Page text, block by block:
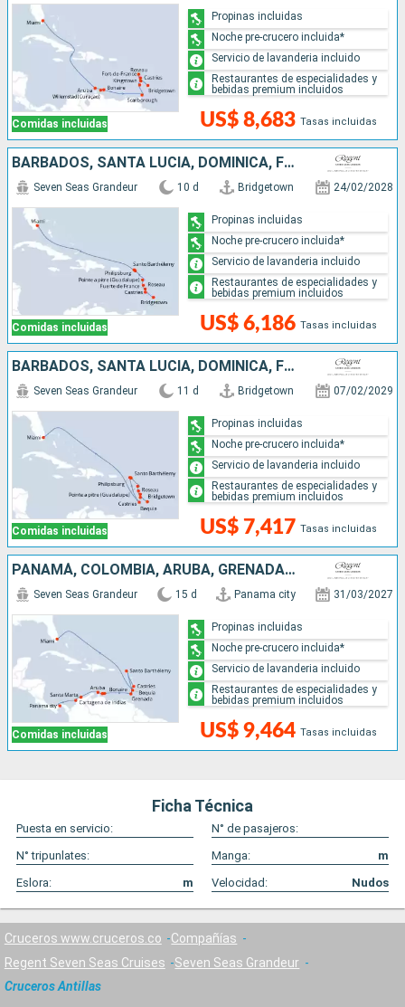
Comidas incluidas US$ 8,683 Tasas incluidas
Propinas incluidas
Noche pre-crucero incluida*
Servicio de lavanderia incluido
Restaurantes de especialidades y
bebidas premium incluidos
BARBADOS, SANTA LUCIA, DOMINICA, FRANCIA, SAN MARTÍN, ESTADOS UNIDOS
Comidas incluidas
Seven Seas Grandeur 10 d Bridgetown 24/02/2028
US$ 6,186 Tasas incluidas
Propinas incluidas
Noche pre-crucero incluida*
Servicio de lavanderia incluido
Restaurantes de especialidades y
bebidas premium incluidos
BARBADOS, SANTA LUCIA, DOMINICA, FRANCIA, SAN MARTÍN, SAN VINCENT Y LAS GRANADINAS, ESTADOS UNIDOS
Comidas incluidas
Seven Seas Grandeur 11 d Bridgetown 07/02/2029
US$ 7,417 Tasas incluidas
Propinas incluidas
Noche pre-crucero incluida*
Servicio de lavanderia incluido
Restaurantes de especialidades y
bebidas premium incluidos
PANAMÁ, COLOMBIA, ARUBA, GRENADA, SANTA LUCIA, FRANCIA, SAN VINCENT Y LAS GRANADINAS, ESTADOS UNIDOS
Comidas incluidas
Seven Seas Grandeur 15 d Panama city 31/03/2027
US$ 9,464 Tasas incluidas
Propinas incluidas
Noche pre-crucero incluida*
Servicio de lavanderia incluido
Restaurantes de especialidades y
bebidas premium incluidos
Ficha Técnica
Puesta en servicio:
N° de pasajeros:
N° tripunlates:
Manga:
m
Eslora:
m Velocidad: Nudos
Cruceros www.cruceros.co
Compañías
Regent Seven Seas Cruises
Seven Seas Grandeur
Cruceros Antillas